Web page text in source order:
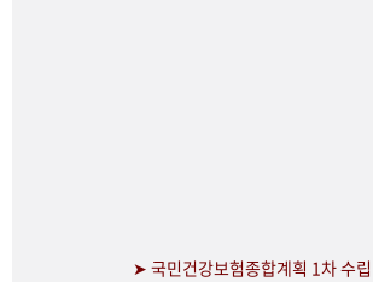
➤ 국민건강보험종합계획 1차 수립